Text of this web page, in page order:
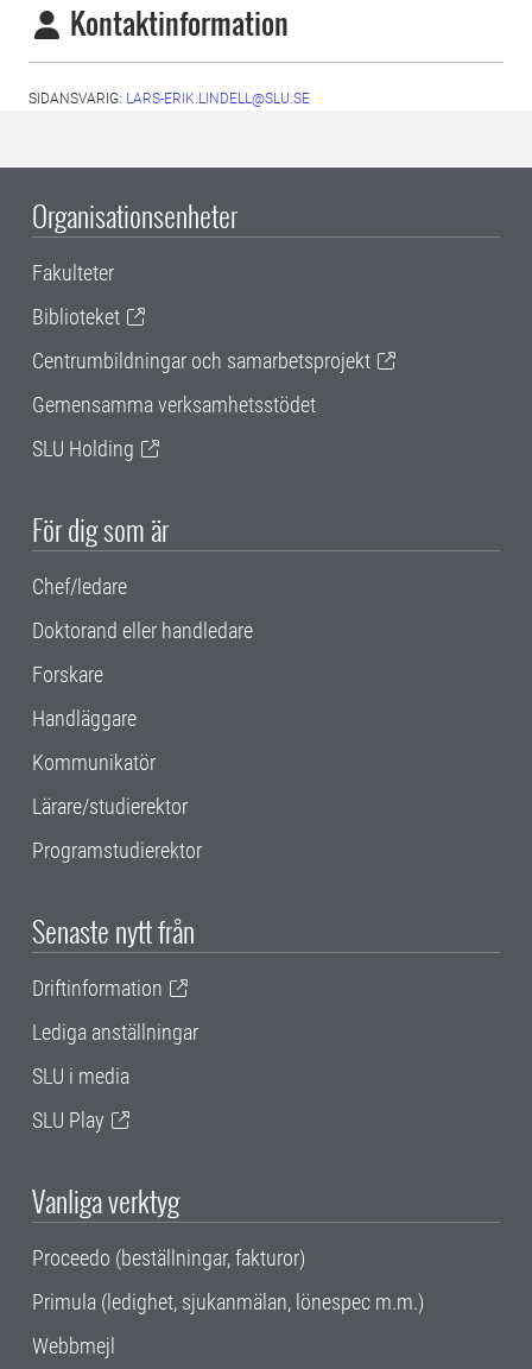
Kontaktinformation
SIDANSVARIG: LARS-ERIK.LINDELL@SLU.SE
Organisationsenheter
Fakulteter
Biblioteket
Centrumbildningar och samarbetsprojekt
Gemensamma verksamhetsstödet
SLU Holding
För dig som är
Chef/ledare
Doktorand eller handledare
Forskare
Handläggare
Kommunikatör
Lärare/studierektor
Programstudierektor
Senaste nytt från
Driftinformation
Lediga anställningar
SLU i media
SLU Play
Vanliga verktyg
Proceedo (beställningar, fakturor)
Primula (ledighet, sjukanmälan, lönespec m.m.)
Webbmejl